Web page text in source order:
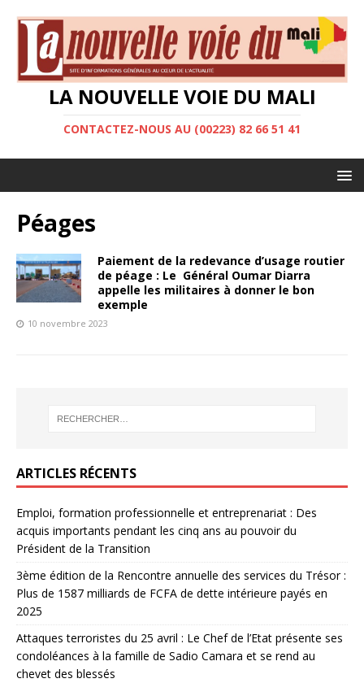
LA NOUVELLE VOIE DU MALI
CONTACTEZ-NOUS AU (00223) 82 66 51 41
Péages
Paiement de la redevance d’usage routier
de péage : Le Général Oumar Diarra
appelle les militaires à donner le bon
exemple
10 novembre 2023
ARTICLES RÉCENTS
Emploi, formation professionnelle et entreprenariat : Des
acquis importants pendant les cinq ans au pouvoir du
Président de la Transition
3ème édition de la Rencontre annuelle des services du Trésor :
Plus de 1587 milliards de FCFA de dette intérieure payés en
2025
Attaques terroristes du 25 avril : Le Chef de l’Etat présente ses
condoléances à la famille de Sadio Camara et se rend au
chevet des blessés